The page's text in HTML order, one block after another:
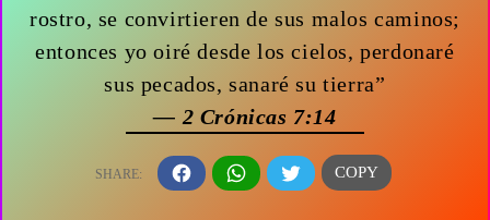
rostro, se convirtieren de sus malos caminos;
entonces yo oiré desde los cielos, perdonaré
sus pecados, sanaré su tierra”
— 2 Crónicas 7:14